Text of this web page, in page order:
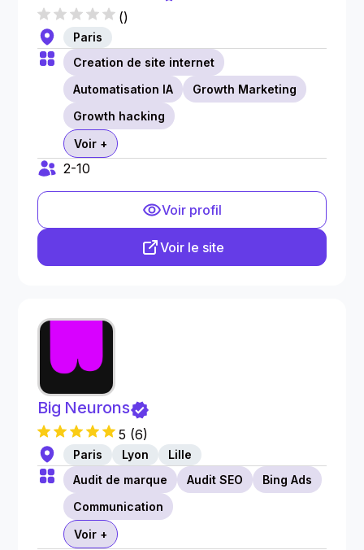
()
Paris
Creation de site internet
Automatisation IA
Growth Marketing
Growth hacking
Voir +
2-10
Voir profil
Voir le site
Big Neurons
5 (6)
Paris Lyon
Lille
Audit de marque
Audit SEO
Bing Ads
Communication
Voir +